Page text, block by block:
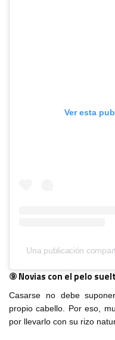
Ver esta
Una publicación
⑨ Novias con el pelo
Casarse no debe
propio cabello. Por eso,
por llevarlo con su rizo